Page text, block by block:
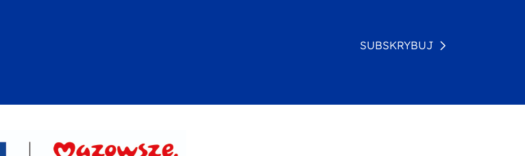
SUBSKRYBUJ